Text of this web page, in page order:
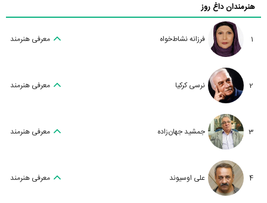
هنرمندان داغ روز
1 فرزانه نشاط‌خواه معرفی هنرمند
2 نرسی کرکیا معرفی هنرمند
3 جمشید جهان‌زاده معرفی هنرمند
4 علی اوسیوند معرفی هنرمند